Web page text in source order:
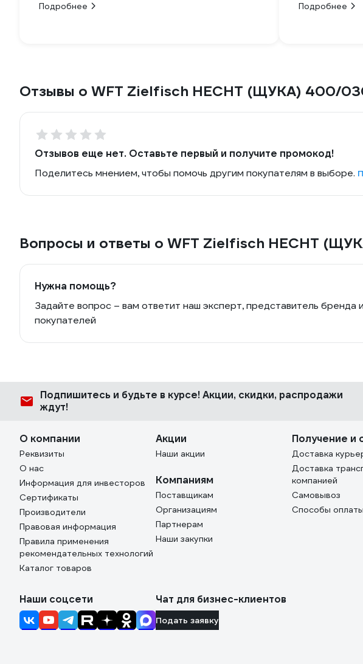
Подробнее
Подробнее
Отзывы о WFT Zielfisch HECHT (ЩУКА) 400/
Отзывов еще нет. Оставьте первый и получите промокод!
Поделитесь мнением, чтобы помочь другим покупателям в выборе.
Вопросы и ответы о WFT Zielfisch HECHT
Нужна помощь?
Задайте вопрос – вам ответит наш эксперт, представитель бренда
покупателей
Подпишитесь и будьте в курсе! Акции, скидки, распродажи
ждут!
О компании
Реквизиты
О нас
Информация для инвесторов
Сертификаты
Производители
Правовая информация
Правила применения
рекомендательных технологий
Каталог товаров
Акции
Наши акции
Компаниям
Поставщикам
Организациям
Партнерам
Наши закупки
Получение и
Доставка
Доставка
компанией
Самовывоз
Способы оплаты
Наши соцсети Чат для бизнес-клиентов
Подать заявку